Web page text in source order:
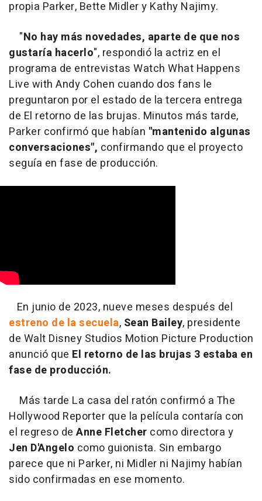
propia Parker, Bette Midler y Kathy Najimy.
"No hay más novedades, aparte de que nos
gustaría hacerlo", respondió la actriz en el
programa de entrevistas Watch What Happens
Live with Andy Cohen cuando dos fans le
preguntaron por el estado de la tercera entrega
de El retorno de las brujas. Minutos más tarde,
Parker confirmó que habían "mantenido algunas
conversaciones", confirmando que el proyecto
seguía en fase de producción.
En junio de 2023, nueve meses después del
estreno de la secuela, Sean Bailey, presidente
de Walt Disney Studios Motion Picture Production
anunció que El retorno de las brujas 3 estaba en
fase de producción.
Más tarde La casa del ratón confirmó a The
Hollywood Reporter que la película contaría con
el regreso de Anne Fletcher como directora y
Jen D'Angelo como guionista. Sin embargo
parece que ni Parker, ni Midler ni Najimy habían
sido confirmadas en ese momento.